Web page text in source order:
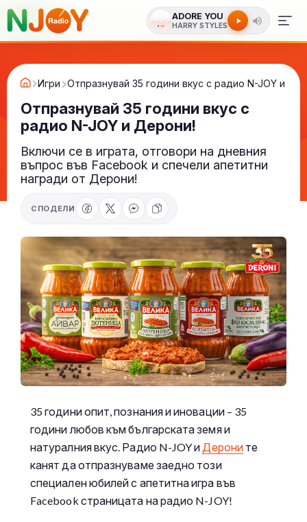
ADORE YOU
HARRY STYLES
Игри Отпразнувай 35 години вкус с радио N-JOY и
Отпразнувай 35 години вкус с
радио N-JOY и Дерони!
Включи се в играта, отговори на дневния
въпрос във Facebook и спечели апетитни
награди от Дерони!
СПОДЕЛИ
35 години опит, познания и иновации – 35
години любов към българската земя и
натуралния вкус. Радио N-JOY и Дероните
канят да отпразнуваме заедно този
специален юбилей с апетитна игра във
Facebook страницата на радио N-JOY!